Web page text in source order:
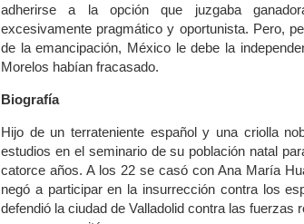
adherirse a la opción que juzgaba
excesivamente pragmático y oportunista. Pero,
de la emancipación, México le debe la
Morelos habían fracasado.
Biografía
Hijo de un terrateniente español y una criolla
estudios en el seminario de su población natal
catorce años. A los 22 se casó con Ana María
negó a participar en la insurrección contra los
defendió la ciudad de Valladolid contra las